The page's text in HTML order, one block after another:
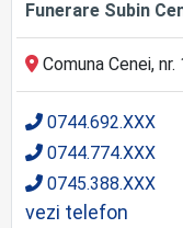
Funerare Subin
Comuna Cenei,
0744.692.XXX
0744.774.XXX
0745.388.XXX
vezi telefon